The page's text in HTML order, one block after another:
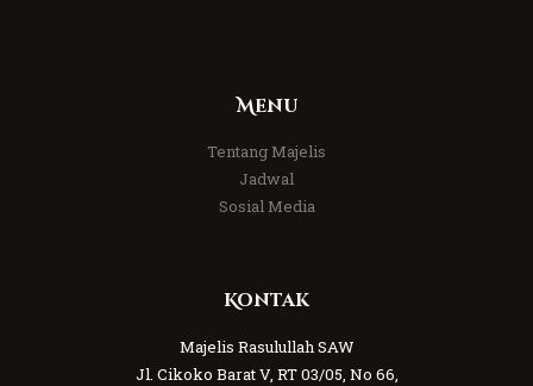
Menu
Tentang Majelis
Jadwal
Sosial Media
Kontak
Majelis Rasulullah SAW
Jl. Cikoko Barat V, RT 03/05, No 66,